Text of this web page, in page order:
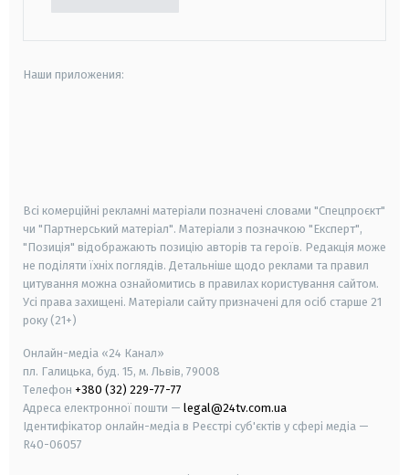
Наши приложения:
Всі комерційні рекламні матеріали позначені словами "Спецпроєкт"
чи "Партнерський матеріал". Матеріали з позначкою "Експерт",
"Позиція" відображають позицію авторів та героїв. Редакція може
не поділяти їхніх поглядів. Детальніше щодо реклами та правил
цитування можна ознайомитись в правилах користування сайтом.
Усі права захищені. Матеріали сайту призначені для осіб старше 21
року (21+)
Онлайн-медіа «24 Канал»
пл. Галицька, буд. 15, м. Львів, 79008
Телефон +380 (32) 229-77-77
Адреса електронної пошти — legal@24tv.com.ua
Ідентифікатор онлайн-медіа в Реєстрі суб'єктів у сфері медіа —
R40-06057